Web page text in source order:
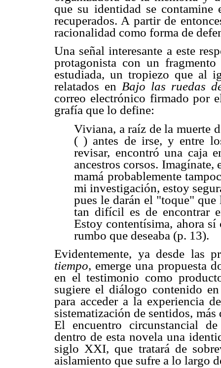
que su identidad se contamine
recuperados. A partir de
racionalidad como forma de
Una señal interesante a este
protagonista con un
estudiada, un tropiezo que al
relatados en Bajo las ruedas
correo electrónico firmado por
grafía que lo define:
Viviana, a raíz de la muerte
( ) antes de irse, y entre
revisar, encontró una caja
ancestros corsos.
mamá probablemente
mi investigación, estoy
pues le darán el "toque"
tan difícil es de encontrar
Estoy contentísima, ahora
rumbo que deseaba (p. 13).
Evidentemente, ya desde las
tiempo, emerge una propuesta
en el testimonio como
sugiere el diálogo contenido
para acceder a la experiencia
sistematización de sentidos,
El encuentro circunstancial de
dentro de esta novela una
siglo XXI, que tratará de
aislamiento que sufre a lo largo